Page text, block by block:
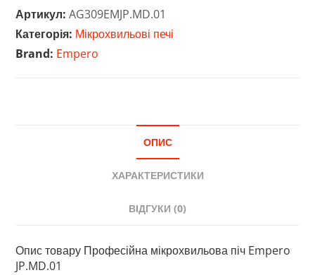
JP.MD.01
кількість
Артикул:AG309EMJP.MD.01
Категорія: Мікрохвильові печі
Brand: Empero
ОПИС
ХАРАКТЕРИСТИКИ
ВІДГУКИ (0)
Опис товару Професійна мікрохвильова піч Empero
JP.MD.01